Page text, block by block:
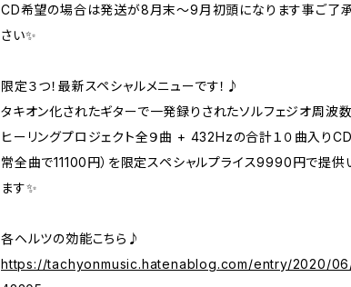
CD希望の場合は発送が8月末〜9月初頭になります事ご了
さい✨
限定３つ！最新スペシャルメニューです！♪
タキオン化されたギターで一発録りされたソルフェジオ周波数
ヒーリングプロジェクト全９曲 + 432Hzの合計１０曲入りCD
常全曲で11100円）を限定スペシャルプライス9990円で提供
ます✨
各ヘルツの効能こちら♪
https://tachyonmusic.hatenablog.com/entry/2020/06/